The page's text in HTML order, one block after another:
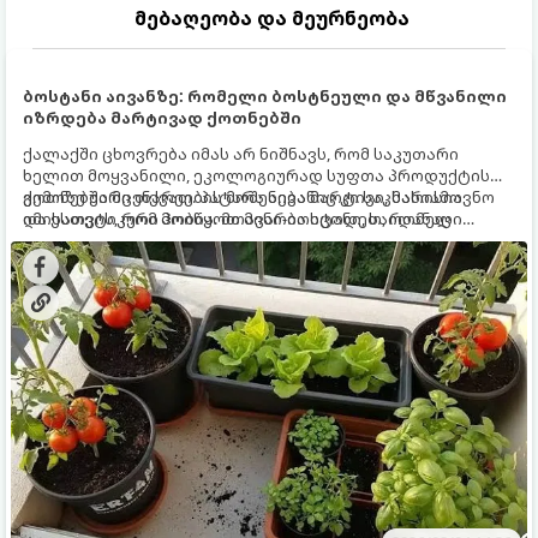
მებაღეობა და მეურნეობა
ბოსტანი აივანზე: რომელი ბოსტნეული და მწვანილი
იზრდება მარტივად ქოთნებში
ქალაქში ცხოვრება იმას არ ნიშნავს, რომ საკუთარი
ხელით მოყვანილი, ეკოლოგიურად სუფთა პროდუქტის
გემოზე უარი თქვათ. პატარა აივანიც კი საკმარისია
იმისათვის, რომ მოიწყოთ მინი-ბოსტანი, საიდანაც
ყოველდღიურად ახალ, არომატულ მწვანილსა და
ბოსტნეულს მოკრეფთ.
ქოთნებში მცენარეების მოშენება მარტივი, სასიამოვნო
და ესთეტიკური ჰობია. მთავარია იცოდეთ, რომელი
კულტურები ეგუებიან ქოთნის პირობებს ყველაზე კარგად
და როგორ მოუაროთ მათ სწორად.